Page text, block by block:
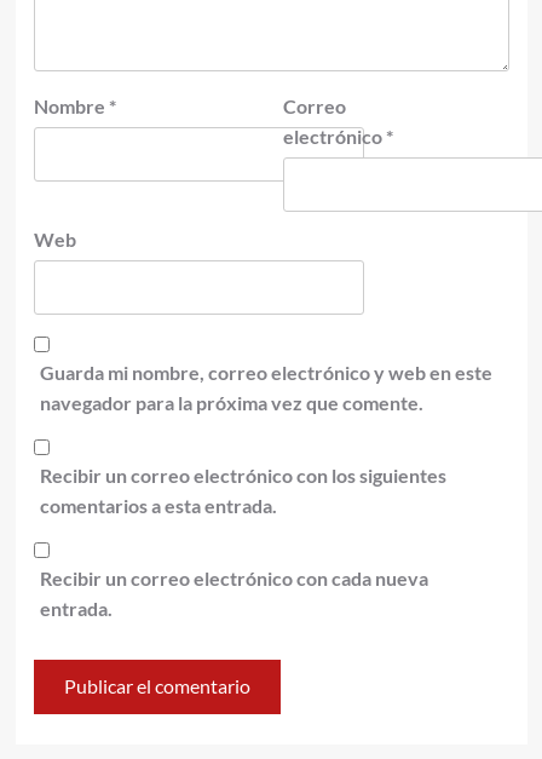
Nombre *
Correo
electrónico *
Web
Guarda mi nombre, correo electrónico y web en este
navegador para la próxima vez que comente.
Recibir un correo electrónico con los siguientes
comentarios a esta entrada.
Recibir un correo electrónico con cada nueva
entrada.